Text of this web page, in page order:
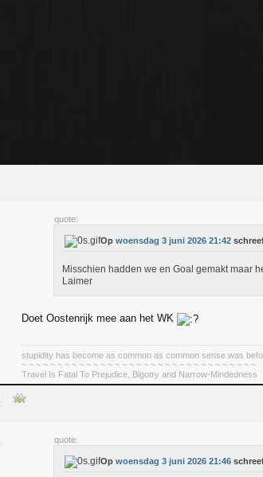
quote:
Op woensdag 3 juni 2026 21:42
Misschien hadden we en Goal gemakt maar
Laimer
Doet Oostenrijk mee aan het WK
stupidity has become as common as common sense was
~ ~ ~ ~ ~ ~ ~ ~ ~ ~ ~ ~ ~ ~ ~ ~ ~ ~ ~ ~ ~ ~ ~ ~ ~ ~ ~ ~ ~ ~ ~ ~ ~
Travel Is Fatal To Prejudice, Bigotry and Narrow-Mindedness
quote:
Op woensdag 3 juni 2026 21:46